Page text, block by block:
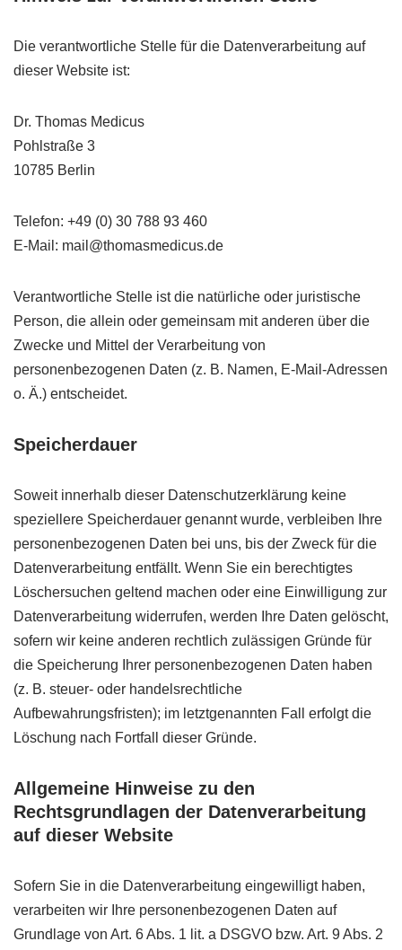
Die verantwortliche Stelle für die Datenverarbeitung auf
dieser Website ist:
Dr. Thomas Medicus
Pohlstraße 3
10785 Berlin
Telefon: +49 (0) 30 788 93 460
E-Mail: mail@thomasmedicus.de
Verantwortliche Stelle ist die natürliche oder juristische
Person, die allein oder gemeinsam mit anderen über die
Zwecke und Mittel der Verarbeitung von
personenbezogenen Daten (z. B. Namen, E-Mail-Adressen
o. Ä.) entscheidet.
Speicherdauer
Soweit innerhalb dieser Datenschutzerklärung keine
speziellere Speicherdauer genannt wurde, verbleiben Ihre
personenbezogenen Daten bei uns, bis der Zweck für die
Datenverarbeitung entfällt. Wenn Sie ein berechtigtes
Löschersuchen geltend machen oder eine Einwilligung zur
Datenverarbeitung widerrufen, werden Ihre Daten gelöscht,
sofern wir keine anderen rechtlich zulässigen Gründe für
die Speicherung Ihrer personenbezogenen Daten haben
(z. B. steuer- oder handelsrechtliche
Aufbewahrungsfristen); im letztgenannten Fall erfolgt die
Löschung nach Fortfall dieser Gründe.
Allgemeine Hinweise zu den
Rechtsgrundlagen der Datenverarbeitung
auf dieser Website
Sofern Sie in die Datenverarbeitung eingewilligt haben,
verarbeiten wir Ihre personenbezogenen Daten auf
Grundlage von Art. 6 Abs. 1 lit. a DSGVO bzw. Art. 9 Abs. 2